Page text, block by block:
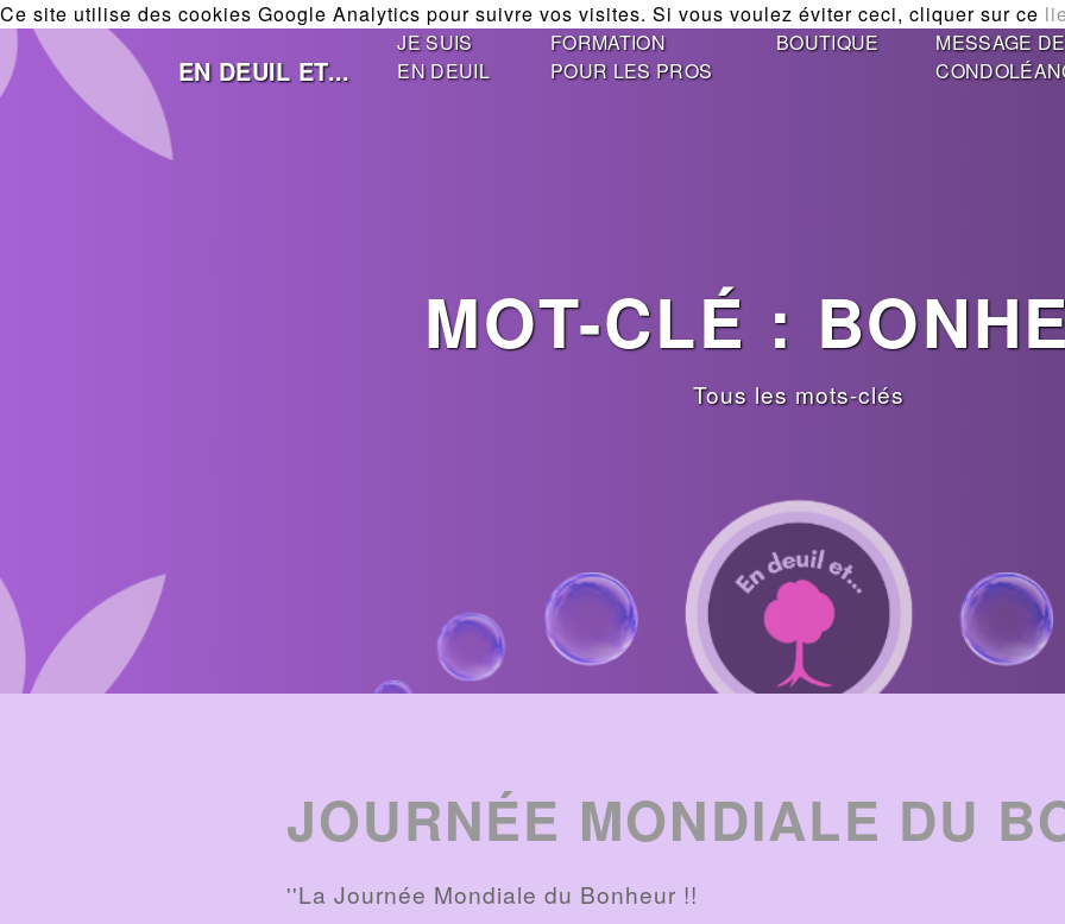
Ce site utilise des cookies Google Analytics pour suivre vos visites. Si vous voulez éviter ceci, cliquer sur ce
EN DEUIL ET...
JE SUIS
EN DEUIL
FORMATION
POUR LES PROS
BOUTIQUE
MESSAGE DE
MOT-CLÉ :
Tous les mots-clés
LIST
JOURNÉE MONDIALE DU
''La Journée Mondiale du Bonheur !!